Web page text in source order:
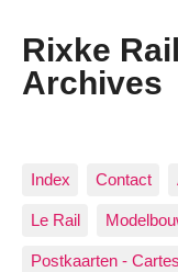
Rixke
Archives
Index Contact
Le Rail
Postkaarten -